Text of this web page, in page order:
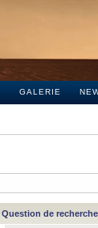
GALERIE
Question de recherche